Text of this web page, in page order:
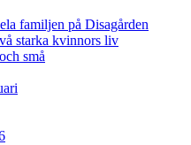
familjen på Disagården
starka kvinnors liv
små